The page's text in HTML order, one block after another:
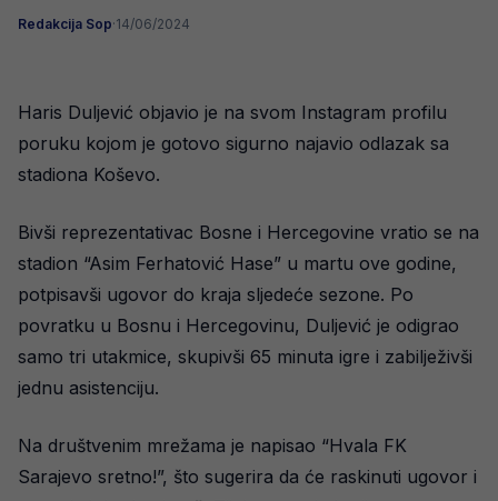
Redakcija Sop·14/06/2024
Haris Duljević objavio je na svom Instagram profilu
poruku kojom je gotovo sigurno najavio odlazak sa
stadiona Koševo.
Bivši reprezentativac Bosne i Hercegovine vratio se na
stadion “Asim Ferhatović Hase” u martu ove godine,
potpisavši ugovor do kraja sljedeće sezone. Po
povratku u Bosnu i Hercegovinu, Duljević je odigrao
samo tri utakmice, skupivši 65 minuta igre i zabilježivši
jednu asistenciju.
Na društvenim mrežama je napisao “Hvala FK
Sarajevo sretno!”, što sugerira da će raskinuti ugovor i